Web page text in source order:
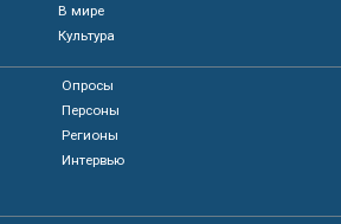
В мире
Культура
Опросы
Персоны
Регионы
Интервью